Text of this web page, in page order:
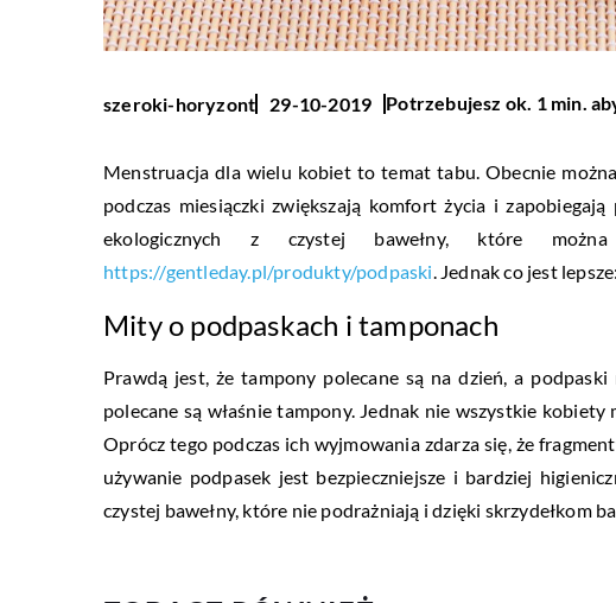
szeroki-horyzont 29-10-2019 Potrzebujesz ok. 1 min.
Menstruacja dla wielu kobiet to temat tabu. Obecnie
podczas miesiączki zwiększają komfort życia i
ekologicznych z czystej bawełny, które
https://gentleday.pl/produkty/podpaski. Jednak co jest
Mity o podpaskach i tamponach
Prawdą jest, że tampony polecane są na dzień, a
polecane są właśnie tampony. Jednak nie wszystkie
Oprócz tego podczas ich wyjmowania zdarza się, że
używanie podpasek jest bezpieczniejsze i bardziej
czystej bawełny, które nie podrażniają i dzięki skrzydełkom